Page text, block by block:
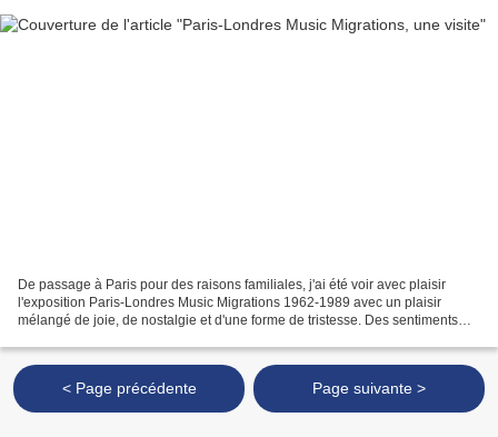
De passage à Paris pour des raisons familiales, j'ai été voir avec plaisir
l'exposition Paris-Londres Music Migrations 1962-1989 avec un plaisir
mélangé de joie, de nostalgie et d'une forme de tristesse. Des sentiments
< Page précédente Page suivante >